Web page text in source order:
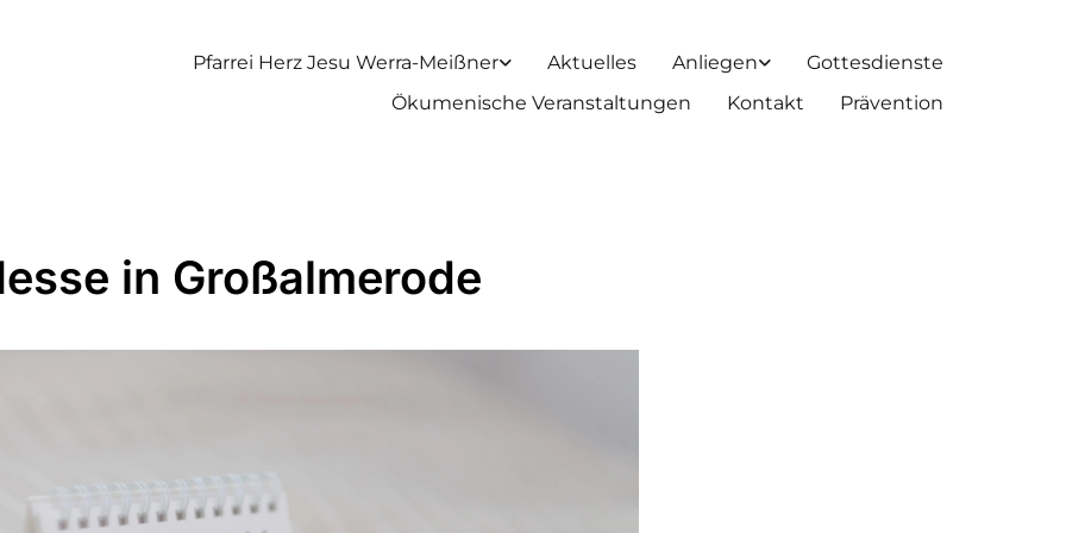
Pfarrei Herz Jesu Werra-Meißner Aktuelles Anliegen
Gottesdienste
Ökumenische Veranstaltungen
Kontakt Prävention
in Großalmerode